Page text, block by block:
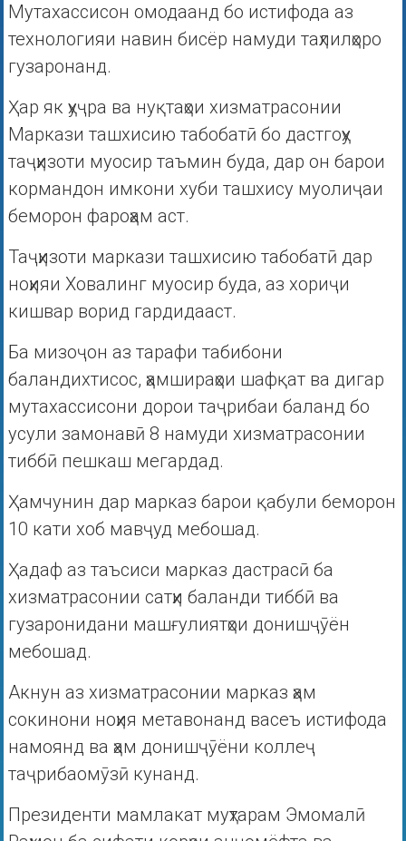
Мутахассисон омодаанд бо истифода аз
технологияи навин бисёр намуди таҳлилҳоро
гузаронанд.
Ҳар як ҳуҷра ва нуқтаҳои хизматрасонии
Маркази ташхисию табобатӣ бо дастгоҳу
таҷҳизоти муосир таъмин буда, дар он барои
кормандон имкони хуби ташхису муолиҷаи
беморон фароҳам аст.
Таҷҳизоти маркази ташхисию табобатӣ дар
ноҳияи Ховалинг муосир буда, аз хориҷи
кишвар ворид гардидааст.
Ба мизоҷон аз тарафи табибони
баландихтисос, ҳамшираҳои шафқат ва дигар
мутахассисони дорои таҷрибаи баланд бо
усули замонавӣ 8 намуди хизматрасонии
тиббӣ пешкаш мегардад.
Ҳамчунин дар марказ барои қабули беморон
10 кати хоб мавҷуд мебошад.
Ҳадаф аз таъсиси марказ дастрасӣ ба
хизматрасонии сатҳи баланди тиббӣ ва
гузаронидани машғулиятҳои донишҷӯён
мебошад.
Акнун аз хизматрасонии марказ ҳам
сокинони ноҳия метавонанд васеъ истифода
намоянд ва ҳам донишҷӯёни коллеҷ
таҷрибаомӯзӣ кунанд.
Президенти мамлакат муҳтарам Эмомалӣ